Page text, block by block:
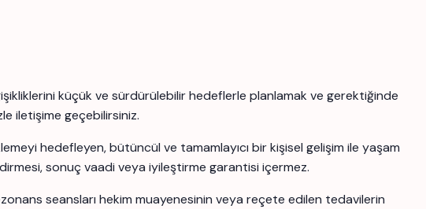
küçük ve sürdürülebilir hedeflerle planlamak ve gerektiğinde
iletişime geçebilirsiniz.
hedefleyen, bütüncül ve tamamlayıcı bir kişisel gelişim ile yaşam
sonuç vaadi veya iyileştirme garantisi içermez.
seansları hekim muayenesinin veya reçete edilen tedavilerin